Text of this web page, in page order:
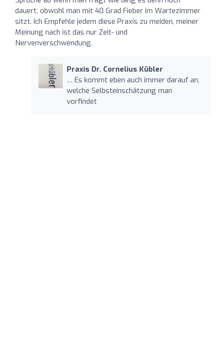
dauert, obwohl man mit 40 Grad Fieber im Wartezimmer
sitzt. Ich Empfehle jedem diese Praxis zu meiden, meiner
Meinung nach ist das nur Zeit- und
Nervenverschwendung.
Praxis Dr. Cornelius Kübler
… Es kommt eben auch immer darauf an,
welche Selbsteinschätzung man
vorfindet